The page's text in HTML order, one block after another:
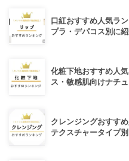
口紅おすすめ人気ラ
プラ・デパコス別に紹
化粧下地おすすめ人
ス・敏感肌向けナチ
クレンジングおすす
テクスチャータイプ別